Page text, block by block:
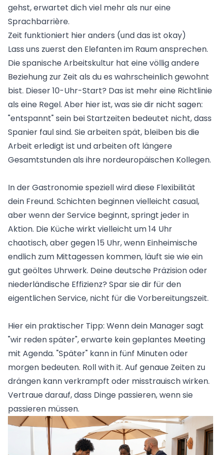
gehst, erwartet dich viel mehr als nur eine
Sprachbarrière.
Zeit funktioniert hier anders (und das ist okay)
Lass uns zuerst den Elefanten im Raum ansprechen.
Die spanische Arbeitskultur hat eine völlig andere
Beziehung zur Zeit als du es wahrscheinlich gewohnt
bist. Dieser 10-Uhr-Start? Das ist mehr eine Richtlinie
als eine Regel. Aber hier ist, was sie dir nicht sagen:
"entspannt" sein bei Startzeiten bedeutet nicht, dass
Spanier faul sind. Sie arbeiten spät, bleiben bis die
Arbeit erledigt ist und arbeiten oft längere
Gesamtstunden als ihre nordeuropäischen Kollegen.
In der Gastronomie speziell wird diese Flexibilität
dein Freund. Schichten beginnen vielleicht casual,
aber wenn der Service beginnt, springt jeder in
Aktion. Die Küche wirkt vielleicht um 14 Uhr
chaotisch, aber gegen 15 Uhr, wenn Einheimische
endlich zum Mittagessen kommen, läuft sie wie ein
gut geöltes Uhrwerk. Deine deutsche Präzision oder
niederländische Effizienz? Spar sie dir für den
eigentlichen Service, nicht für die Vorbereitungszeit.
Hier ein praktischer Tipp: Wenn dein Manager sagt
"wir reden später", erwarte kein geplantes Meeting
mit Agenda. "Später" kann in fünf Minuten oder
morgen bedeuten. Roll with it. Auf genaue Zeiten zu
drängen kann verkrampft oder misstrauisch wirken.
Vertraue darauf, dass Dinge passieren, wenn sie
passieren müssen.